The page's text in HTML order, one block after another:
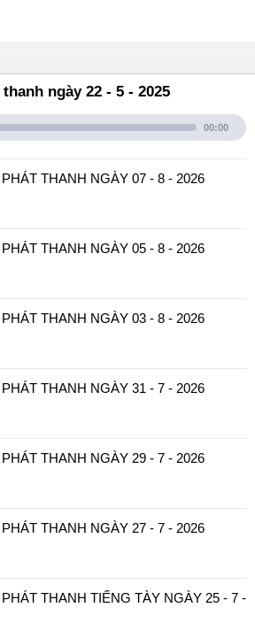
ngày 22 - 5 - 2025
00:00
THANH NGÀY 07 - 8 - 2026
THANH NGÀY 05 - 8 - 2026
THANH NGÀY 03 - 8 - 2026
THANH NGÀY 31 - 7 - 2026
THANH NGÀY 29 - 7 - 2026
THANH NGÀY 27 - 7 - 2026
THANH TIẾNG TÀY NGÀY 25 - 7 -